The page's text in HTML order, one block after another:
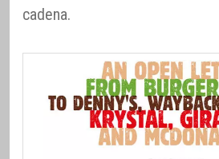
cadena.